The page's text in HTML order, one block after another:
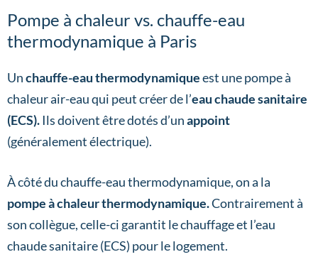
Pompe à chaleur vs. chauffe-eau
thermodynamique à Paris
Unchauffe-eau thermodynamiqueest une pompe à
chaleur air-eau qui peut créer de l’eau chaude sanitaire
(ECS).Ils doivent être dotés d’unappoint
(généralement électrique).
À côté du chauffe-eau thermodynamique, on a la
pompe à chaleur thermodynamique.Contrairement à
son collègue, celle-ci garantit le chauffage et l’eau
chaude sanitaire (ECS) pour le logement.